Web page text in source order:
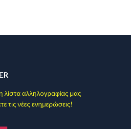
λίστα αλληλογραφίας μας
τις νέες ενημερώσεις!